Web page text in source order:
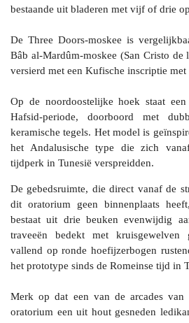
bestaande uit bladeren met vijf of drie
De Three Doors-moskee is
Bâb al-Mardûm-moskee (San Cristo
versierd met een Kufische inscriptie met
Op de noordoostelijke hoek staat
Hafsid-periode, doorboord met
keramische tegels. Het model is
het Andalusische type die zich
tijdperk in Tunesië verspreidden.
De gebedsruimte, die direct vanaf de
dit oratorium geen binnenplaats
bestaat uit drie beuken evenwijdig
traveeën bedekt met kruisgewelven
vallend op ronde hoefijzerbogen
het prototype sinds de Romeinse tijd in
Merk op dat een van de arcades van
oratorium een ​​uit hout gesneden